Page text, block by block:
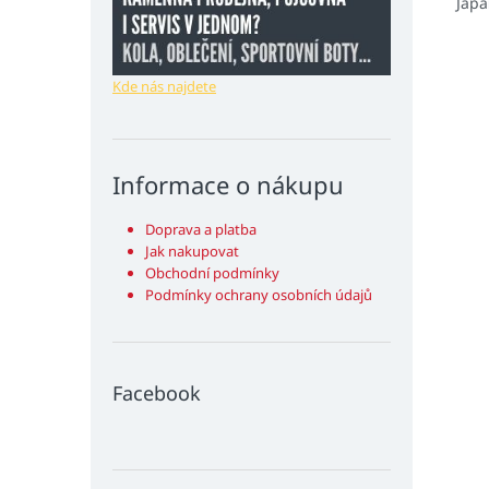
Kde nás najdete
Informace o nákupu
Doprava a platba
Jak nakupovat
Obchodní podmínky
Podmínky ochrany osobních údajů
Facebook